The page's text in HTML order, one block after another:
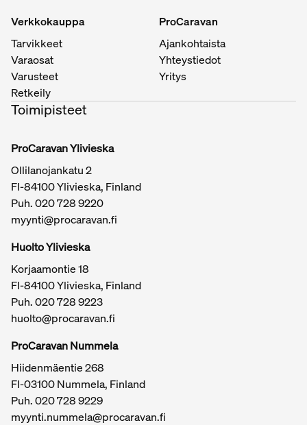
Verkkokauppa
Tarvikkeet
Varaosat
Varusteet
Retkeily
ProCaravan
Ajankohtaista
Yhteystiedot
Yritys
Toimipisteet
ProCaravan Ylivieska
Ollilanojankatu 2
FI-84100 Ylivieska, Finland
Puh.020 728 9220
myynti@procaravan.fi
Huolto Ylivieska
Korjaamontie 18
FI-84100 Ylivieska, Finland
Puh.020 728 9223
huolto@procaravan.fi
ProCaravan Nummela
Hiidenmäentie 268
FI-03100 Nummela, Finland
Puh.020 728 9229
myynti.nummela@procaravan.fi